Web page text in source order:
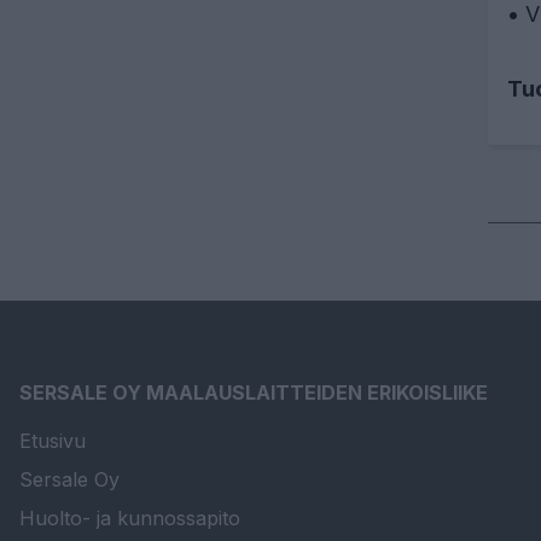
•
SERSALE OY MAALAUSLAITTEIDEN ERIKOISLIIKE
Etusivu
Sersale Oy
Huolto- ja kunnossapito